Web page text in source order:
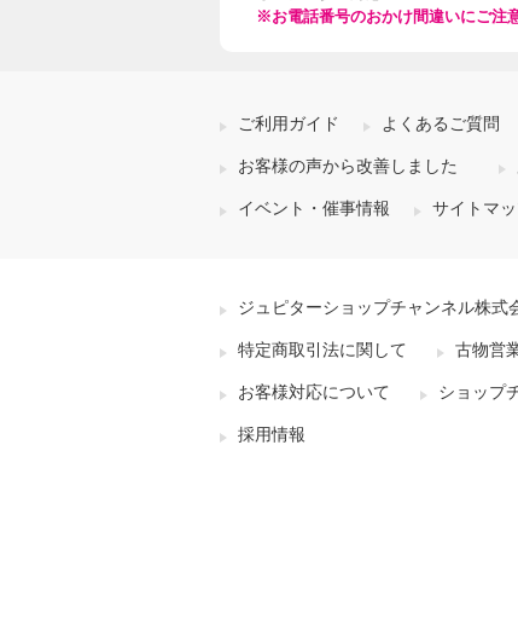
※お電話番号のおかけ間違いにご注
ご利用ガイド よくあるご質問
お客様の声から改善しました
イベント・催事情報 サイトマ
ジュピターショップチャンネル株式
特定商取引法に関して 古物営
お客様対応について ショップ
採用情報